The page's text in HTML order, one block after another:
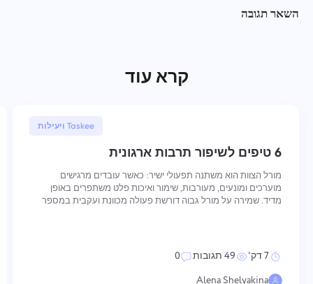
השאר תגובה
קרא עוד
Taskee ויעילות
30 ינואר, 2026
6 טיפים לשיפור תרבות ארגונית
מורל הצוות הוא משתנה תפעולי ישיר: כאשר עובדים מרגישים
מוערכים ומונעים, מעורבות, שימור ואיכות פלט משתפרים באופן
מדיד. שמירה על מורל גבוה דורשת פעולה מכוונת ועקבית במספר
7 דק' 49 תגובות
0
Alena Shelyakina